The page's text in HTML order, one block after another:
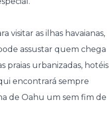
visitar as ilhas havaianas,
assustar quem chega
praias urbanizadas, hotéis
encontrará sempre
de Oahu um sem fim de